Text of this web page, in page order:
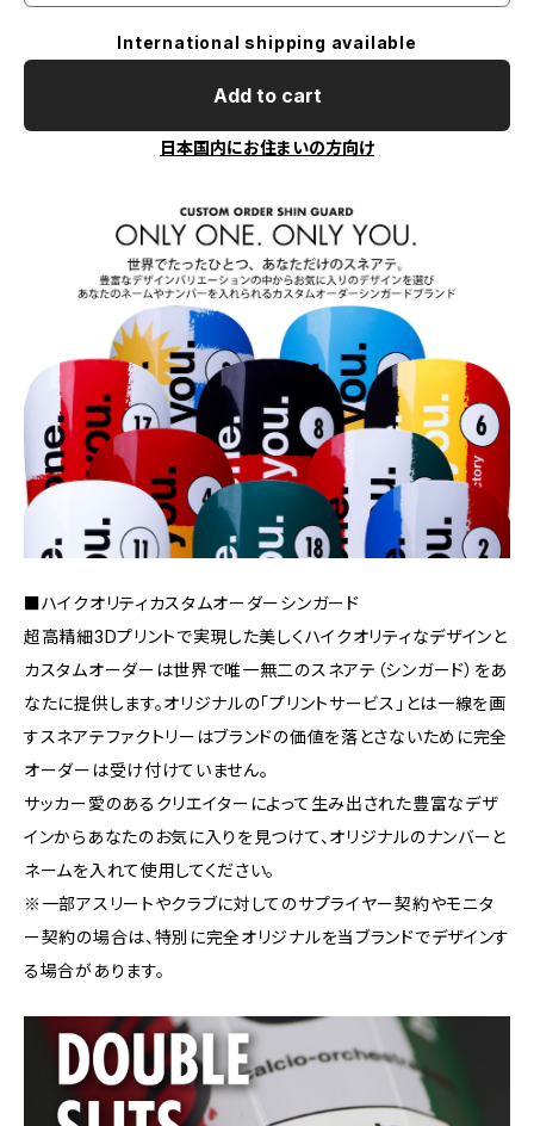
International shipping available
Add to cart
日本国内にお住まいの方向け
■ハイクオリティカスタムオーダーシンガード
超高精細3Dプリントで実現した美しくハイクオリティなデザインと
カスタムオーダーは世界で唯一無二のスネアテ（シンガード）をあ
なたに提供します。オリジナルの「プリントサービス」とは一線を画
すスネアテファクトリーはブランドの価値を落とさないために完全
オーダーは受け付けていません。
サッカー愛のあるクリエイターによって生み出された豊富なデザ
インからあなたのお気に入りを見つけて、オリジナルのナンバーと
ネームを入れて使用してください。
※一部アスリートやクラブに対してのサプライヤー契約やモニタ
ー契約の場合は、特別に完全オリジナルを当ブランドでデザインす
る場合があります。